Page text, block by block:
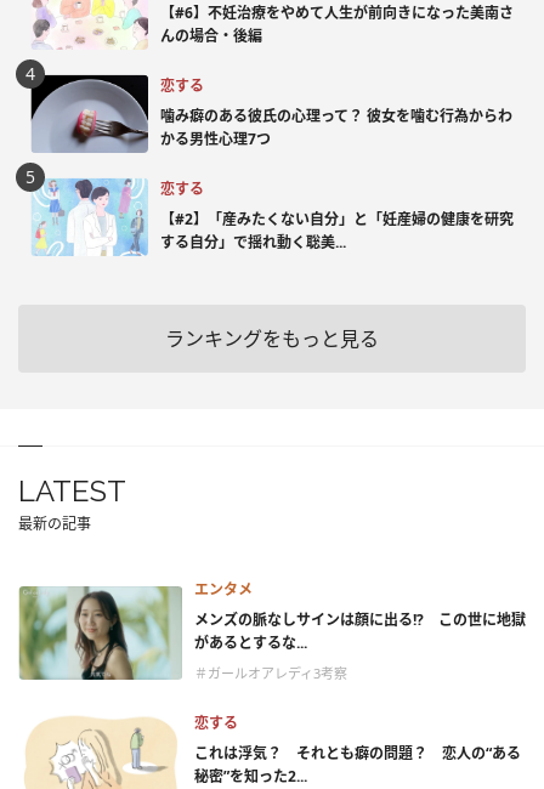
【#6】不妊治療をやめて人生が前向きになった美南さ
んの場合・後編
恋する
噛み癖のある彼氏の心理って？ 彼女を噛む行為からわ
かる男性心理7つ
恋する
【#2】「産みたくない自分」と「妊産婦の健康を研究
する自分」で揺れ動く聡美...
ランキングをもっと見る
LATEST
最新の記事
エンタメ
メンズの脈なしサインは顔に出る!? この世に地獄
があるとするな...
＃ガールオアレディ3考察
恋する
これは浮気？ それとも癖の問題？ 恋人の“ある
秘密”を知った2...